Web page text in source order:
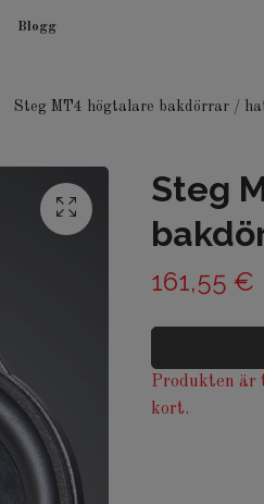
Blogg
Steg MT4 högtalare bakdörrar /
Steg
161,55 €
Produkten är
kort.